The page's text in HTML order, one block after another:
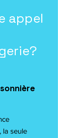
appel
, la seule